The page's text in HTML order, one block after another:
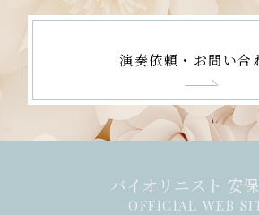
演奏依頼・お問い合
バイオリニスト 安
OFFICIAL WEB